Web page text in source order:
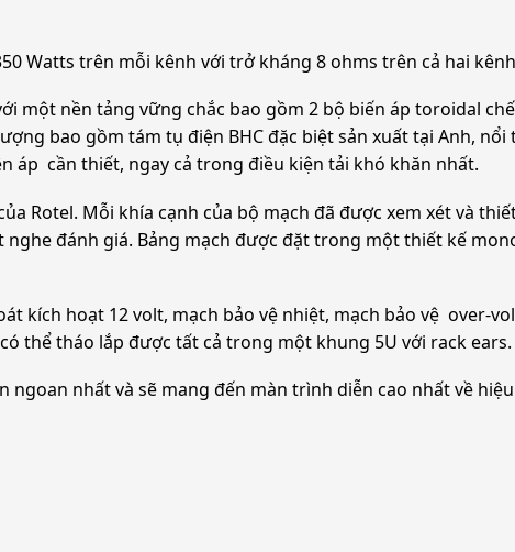
Watts trên mỗi kênh với trở kháng 8 ohms trên cả hai
một nền tảng vững chắc bao gồm 2 bộ biến áp toroidal
bao gồm tám tụ điện BHC đặc biệt sản xuất tại Anh,
áp cần thiết, ngay cả trong điều kiện tải khó khăn nhất.
Rotel. Mỗi khía cạnh của bộ mạch đã được xem xét và
đánh giá. Bảng mạch được đặt trong một thiết kế
kích hoạt 12 volt, mạch bảo vệ nhiệt, mạch bảo vệ over-
thể tháo lắp được tất cả trong một khung 5U với rack ears.
nhất và sẽ mang đến màn trình diễn cao nhất về